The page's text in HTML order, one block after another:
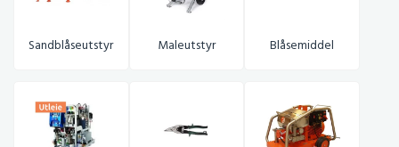
Sandblåseutstyr Maleutstyr Blåsemiddel